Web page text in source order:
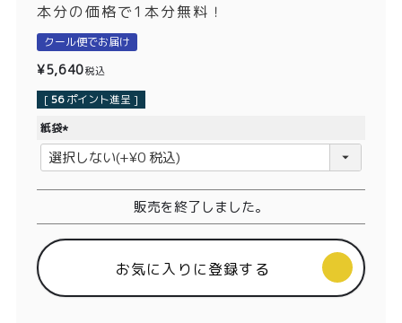
〜¥1,999
¥4,000〜¥5,999
TOP
読みもの
会社概要
メンバー特典
本分の価格で1本分無料！
クール便でお届け
¥5,640税込
[56 ポイント進呈 ]
紙袋
(
必
販売を終了しました。
お気に入りに登録する